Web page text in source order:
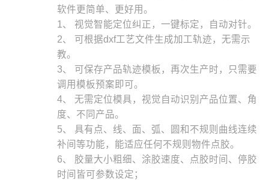
软件更简单、更好用。
1、 视觉智能定位纠正，一键标定，自动对针。
2、 可根据dxf工艺文件生成加工轨迹，无需示
教。
3、 可保存产品轨迹模板，再次生产时，只需要
调用模板预案即可。
4、 无需定位模具，视觉自动识别产品位置、角
度、不同产品。
5、 具有点、线、面、弧、圆和不规则曲线连续
补间等功能，能适应任何不规则物件点胶。
6、 胶量大小粗细、涂胶速度、点胶时间、停胶
时间皆可参数设定；